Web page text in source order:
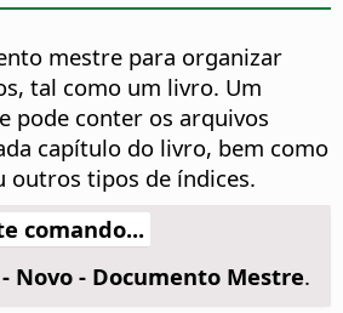
mestre para organizar
tal como um livro. Um
pode conter os arquivos
capítulo do livro, bem como
outros tipos de índices.
comando...
Novo - Documento Mestre.